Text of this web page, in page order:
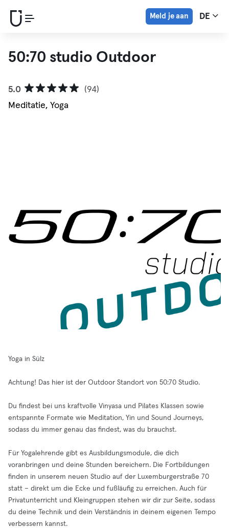
Meld je aan DE
50:70 studio Outdoor
5.0
(94)
Meditatie, Yoga
Yoga in Sülz
Achtung! Das hier ist der Outdoor Standort von 50:70 Studio.
Du findest bei uns kraftvolle Vinyasa und Pilates Klassen sowie
entspannte Formate wie Meditation, Yin und Sound Journeys,
sodass du immer genau das findest, was du brauchst.
Für Yogalehrende gibt es Ausbildungsmodule, die dich
voranbringen und deine Stunden bereichern. Die Fortbildungen
finden in unserem neuen Studio auf der Luxemburgerstraße 70
statt – direkt um die Ecke und fußläufig zu erreichen. Auch für
Privatunterricht und Kleingruppen stehen wir dir zur Seite, sodass
du deine Technik und dein Verständnis in deinem eigenen Tempo
verbessern kannst.